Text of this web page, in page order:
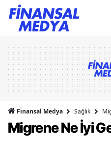
Finansal Medya Sağlık
Migrene Ne İyi